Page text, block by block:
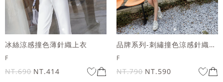
冰絲涼感撞色薄針織上衣
F
NT.690 NT.414
品牌系列-刺繡撞色涼感針織上衣
F
NT.790 NT.590